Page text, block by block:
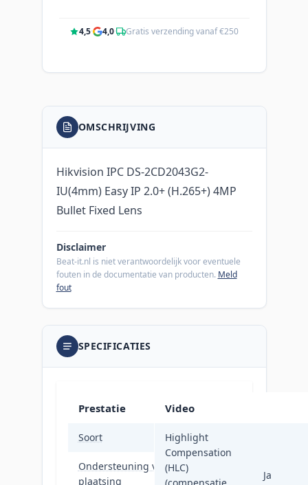
4,5· 4,0· Gratis verzending vanaf €250
OMSCHRIJVING
Hikvision IPC DS-2CD2043G2-
IU(4mm) Easy IP 2.0+ (H.265+) 4MP
Bullet Fixed Lens
Disclaimer
Beat-it.nl is niet verantwoordelijk voor eventuele
fouten in de documentatie van producten. Meld
fout
SPECIFICATIES
Prestatie
Soort
Ondersteuning voor
plaatsing
Video
Highlight
Compensation
(HLC)
Ja